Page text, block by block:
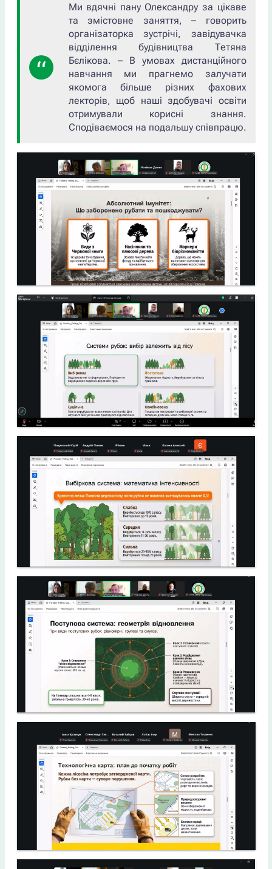
Ми вдячні пану Олександру за цікаве
та змістовне заняття, – говорить
організаторка зустрічі, завідувачка
відділення будівництва Тетяна
Бєлікова. – В умовах дистанційного
навчання ми прагнемо залучати
якомога більше різних фахових
лекторів, щоб наші здобувачі освіти
отримували корисні знання.
Сподіваємося на подальшу співпрацю.